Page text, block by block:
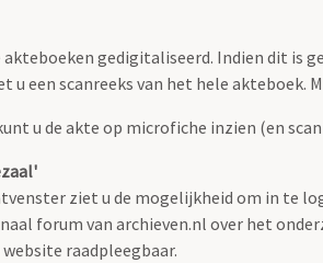
gedigitaliseerd. Indien dit is
u een scanreeks van het hele
u de akte op microfiche inzien (en
ziet u de mogelijkheid om in te
forum van archieven.nl over het
raadpleegbaar.